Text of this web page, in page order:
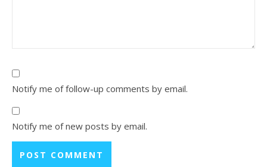
Notify me of follow-up comments by email.
Notify me of new posts by email.